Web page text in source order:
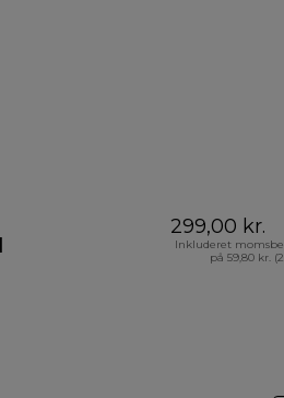
299,00 kr.
Inkluderet
på 59,80 kr.